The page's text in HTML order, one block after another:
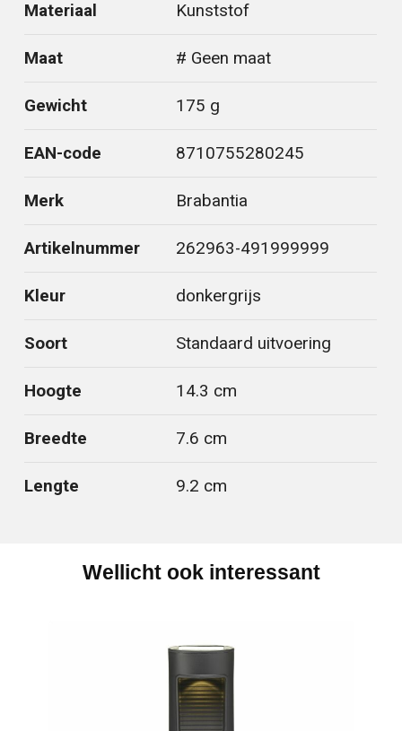
Materiaal Kunststof
Maat # Geen maat
Gewicht 175 g
EAN-code 8710755280245
Merk Brabantia
Artikelnummer 262963-491999999
Kleur donkergrijs
Soort Standaard uitvoering
Hoogte 14.3 cm
Breedte 7.6 cm
Lengte 9.2 cm
Wellicht ook interessant